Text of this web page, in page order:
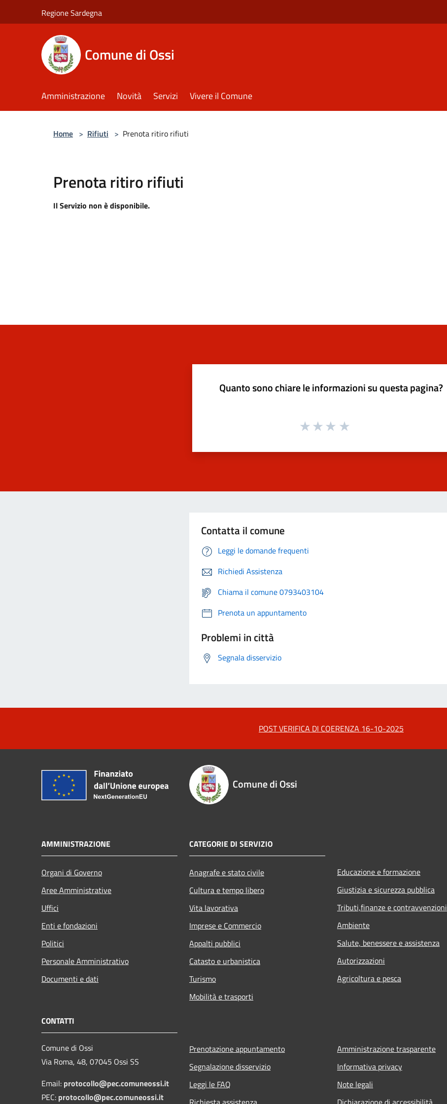
Regione Sardegna
Comune di Ossi
Amministrazione Novità Servizi Vivere il Comune
Home > Rifiuti > Prenota ritiro rifiuti
Prenota ritiro rifiuti
Il Servizio non è disponibile.
Quanto sono chiare le informazioni su questa pagina?
Contatta il comune
Leggi le domande frequenti
Richiedi Assistenza
Chiama il comune 0793403104
Prenota un appuntamento
Problemi in città
Segnala disservizio
POST VERIFICA DI COERENZA 16-10-2025
Comune di Ossi
AMMINISTRAZIONE
Organi di Governo
Aree Amministrative
Uffici
Enti e fondazioni
Politici
Personale Amministrativo
Documenti e dati
CATEGORIE DI SERVIZIO
Anagrafe e stato civile
Cultura e tempo libero
Vita lavorativa
Imprese e Commercio
Appalti pubblici
Catasto e urbanistica
Turismo
Mobilità e trasporti
Educazione e formazione
Giustizia e sicurezza pubblica
Tributi,finanze e contravvenzioni
Ambiente
Salute, benessere e assistenza
Autorizzazioni
Agricoltura e pesca
CONTATTI
Comune di Ossi
Via Roma, 48, 07045 Ossi SS
Email: protocollo@pec.comuneossi.it
PEC: protocollo@pec.comuneossi.it
Prenotazione appuntamento
Segnalazione disservizio
Leggi le FAQ
Amministrazione trasparente
Informativa privacy
Note legali